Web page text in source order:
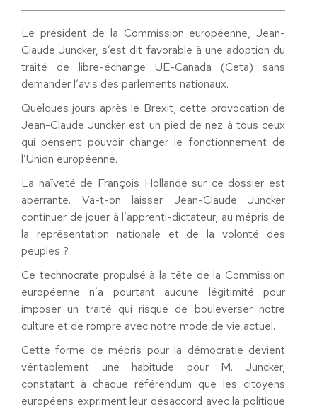
Le président de la Commission européenne, Jean-
Claude Juncker, s’est dit favorable à une adoption du
traité de libre-échange UE-Canada (Ceta) sans
demander l’avis des parlements nationaux.
Quelques jours après le Brexit, cette provocation de
Jean-Claude Juncker est un pied de nez à tous ceux
qui pensent pouvoir changer le fonctionnement de
l’Union européenne.
La naïveté de François Hollande sur ce dossier est
aberrante. Va-t-on laisser Jean-Claude Juncker
continuer de jouer à l’apprenti-dictateur, au mépris de
la représentation nationale et de la volonté des
peuples ?
Ce technocrate propulsé à la tête de la Commission
européenne n’a pourtant aucune légitimité pour
imposer un traité qui risque de bouleverser notre
culture et de rompre avec notre mode de vie actuel.
Cette forme de mépris pour la démocratie devient
véritablement une habitude pour M. Juncker,
constatant à chaque référendum que les citoyens
européens expriment leur désaccord avec la politique